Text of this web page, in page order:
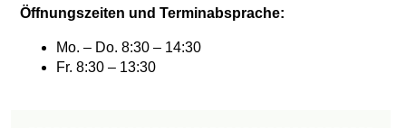
Öffnungszeiten und Terminabsprache:
Mo. – Do. 8:30 – 14:30
Fr. 8:30 – 13:30